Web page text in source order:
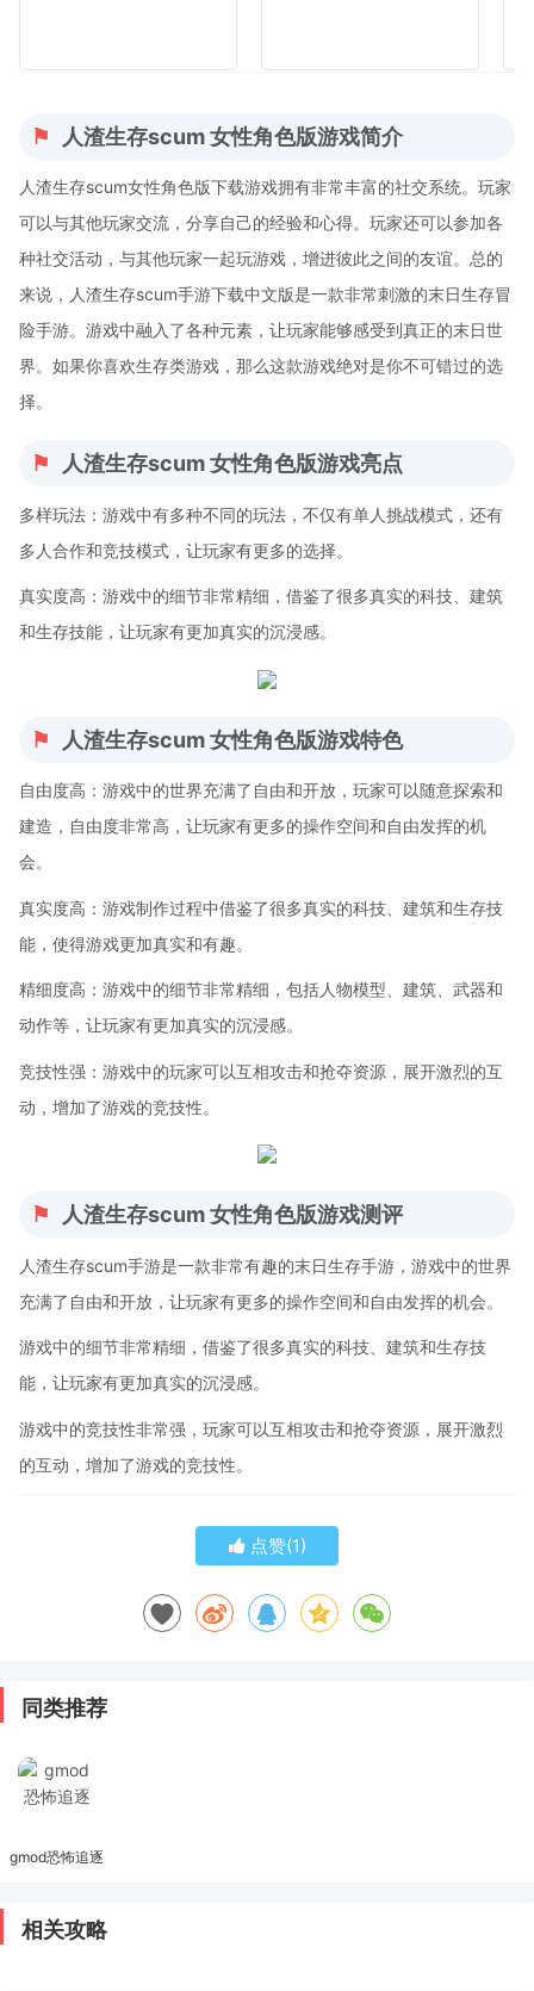
人渣生存scum 女性角色版游戏简介
人渣生存scum女性角色版下载游戏拥有非常丰富的社交系统。玩家
可以与其他玩家交流，分享自己的经验和心得。玩家还可以参加各
种社交活动，与其他玩家一起玩游戏，增进彼此之间的友谊。总的
来说，人渣生存scum手游下载中文版是一款非常刺激的末日生存冒
险手游。游戏中融入了各种元素，让玩家能够感受到真正的末日世
界。如果你喜欢生存类游戏，那么这款游戏绝对是你不可错过的选
择。
人渣生存scum 女性角色版游戏亮点
多样玩法：游戏中有多种不同的玩法，不仅有单人挑战模式，还有
多人合作和竞技模式，让玩家有更多的选择。
真实度高：游戏中的细节非常精细，借鉴了很多真实的科技、建筑
和生存技能，让玩家有更加真实的沉浸感。
人渣生存scum 女性角色版游戏特色
自由度高：游戏中的世界充满了自由和开放，玩家可以随意探索和
建造，自由度非常高，让玩家有更多的操作空间和自由发挥的机
会。
真实度高：游戏制作过程中借鉴了很多真实的科技、建筑和生存技
能，使得游戏更加真实和有趣。
精细度高：游戏中的细节非常精细，包括人物模型、建筑、武器和
动作等，让玩家有更加真实的沉浸感。
竞技性强：游戏中的玩家可以互相攻击和抢夺资源，展开激烈的互
动，增加了游戏的竞技性。
人渣生存scum 女性角色版游戏测评
人渣生存scum手游是一款非常有趣的末日生存手游，游戏中的世界
充满了自由和开放，让玩家有更多的操作空间和自由发挥的机会。
游戏中的细节非常精细，借鉴了很多真实的科技、建筑和生存技
能，让玩家有更加真实的沉浸感。
游戏中的竞技性非常强，玩家可以互相攻击和抢夺资源，展开激烈
的互动，增加了游戏的竞技性。
点赞(1)
同类推荐
gmod恐怖追逐
相关攻略